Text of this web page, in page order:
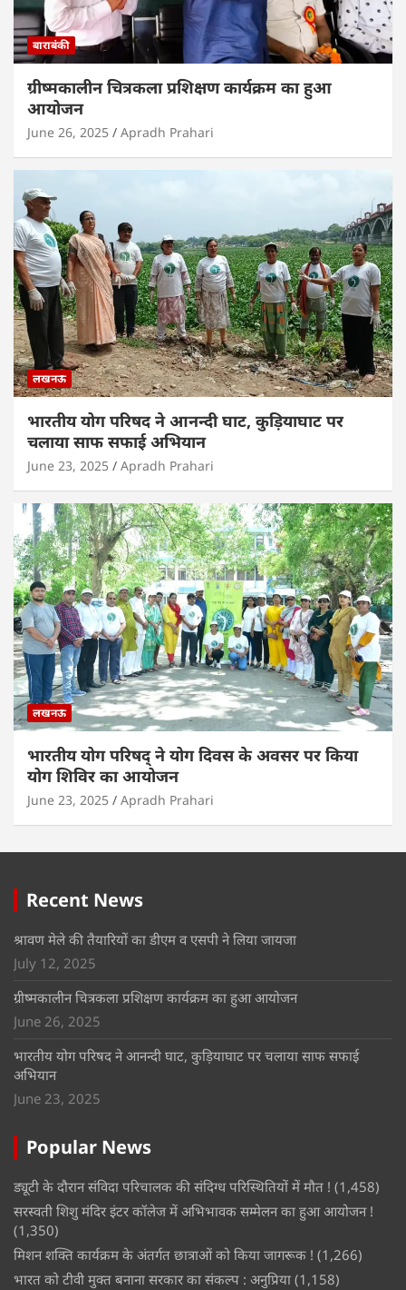
बाराबंकी
ग्रीष्मकालीन चित्रकला प्रशिक्षण कार्यक्रम का हुआ
आयोजन
June 26, 2025 Apradh Prahari
लखनऊ
भारतीय योग परिषद ने आनन्दी घाट, कुड़ियाघाट पर
चलाया साफ सफाई अभियान
June 23, 2025 Apradh Prahari
लखनऊ
भारतीय योग परिषद् ने योग दिवस के अवसर पर किया
योग शिविर का आयोजन
June 23, 2025 Apradh Prahari
Recent News
श्रावण मेले की तैयारियों का डीएम व एसपी ने लिया जायजा
July 12, 2025
ग्रीष्मकालीन चित्रकला प्रशिक्षण कार्यक्रम का हुआ आयोजन
June 26, 2025
भारतीय योग परिषद ने आनन्दी घाट, कुड़ियाघाट पर चलाया साफ सफाई
अभियान
June 23, 2025
Popular News
ड्यूटी के दौरान संविदा परिचालक की संदिग्ध परिस्थितियों में मौत ! (1,458)
सरस्वती शिशु मंदिर इंटर कॉलेज में अभिभावक सम्मेलन का हुआ आयोजन !
(1,350)
मिशन शक्ति कार्यक्रम के अंतर्गत छात्राओं को किया जागरूक ! (1,266)
भारत को टीवी मुक्त बनाना सरकार का संकल्प : अनुप्रिया (1,158)